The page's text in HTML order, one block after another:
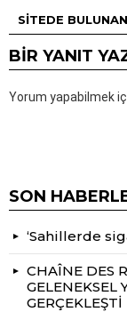
SITEDE BULUNAN
BIR YANIT
Yorum yapabilmek
SON
‘Sahillerde
CHAÎNE DES
GELENEKSEL
GERÇEKLEŞTİ